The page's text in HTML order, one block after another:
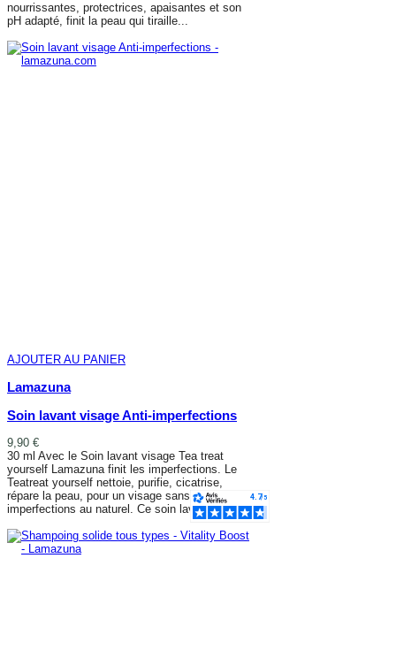
nourrissantes, protectrices, apaisantes et son
pH adapté, finit la peau qui tiraille...
AJOUTER AU PANIER
Lamazuna
Soin lavant visage Anti-imperfections
9,90 €
30 ml Avec le Soin lavant visage Tea treat
yourself Lamazuna finit les imperfections. Le
Teatreat yourself nettoie, purifie, cicatrise,
répare la peau, pour un visage sans
imperfections au naturel. Ce soin lavant...